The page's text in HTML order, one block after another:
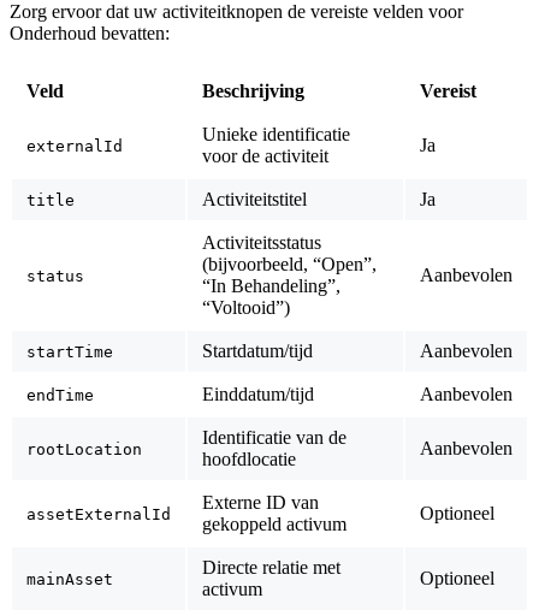
Zorg ervoor dat uw activiteitknopen de vereiste velden voor
Onderhoud bevatten:
Veld Beschrijving Vereist
externalId
Unieke identificatie
voor de activiteit
Ja
title Activiteitstitel Ja
status
Activiteitsstatus
(bijvoorbeeld, “Open”,
“In Behandeling”,
“Voltooid”)
Aanbevolen
startTime Startdatum/tijd Aanbevolen
endTime Einddatum/tijd Aanbevolen
rootLocation
Identificatie van de
hoofdlocatie
Aanbevolen
assetExternalId
Externe ID van
gekoppeld activum
Optioneel
mainAsset
Directe relatie met
activum
Optioneel